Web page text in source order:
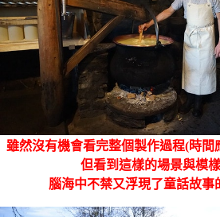
雖然沒有機會看完整個製作過程(時間
但看到這樣的場景與模樣
腦海中不禁又浮現了童話故事